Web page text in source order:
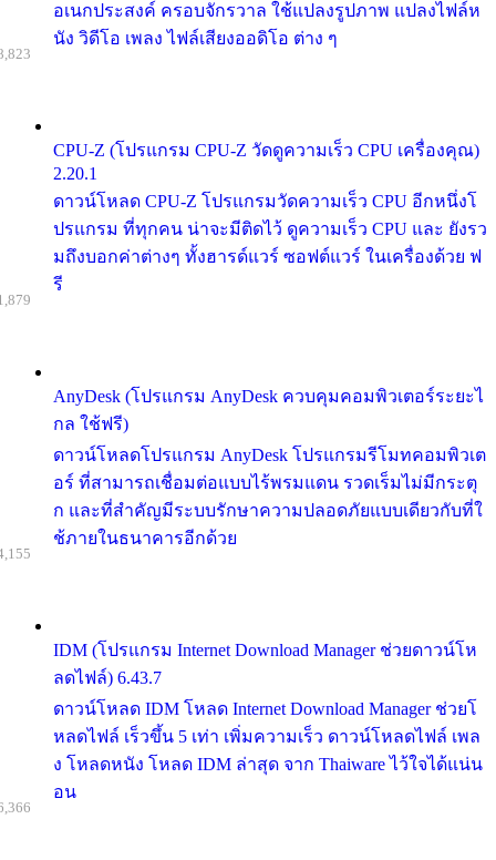
อเนกประสงค์ ครอบจักรวาล ใช้แปลงรูปภาพ แปลงไฟล์ห
นัง วิดีโอ เพลง ไฟล์เสียงออดิโอ ต่าง ๆ
CPU-Z (โปรแกรม CPU-Z วัดดูความเร็ว CPU เครื่องคุณ)
2.20.1
ดาวน์โหลด CPU-Z โปรแกรมวัดความเร็ว CPU อีกหนึ่งโ
ปรแกรม ที่ทุกคน น่าจะมีติดไว้ ดูความเร็ว CPU และ ยังรว
มถึงบอกค่าต่างๆ ทั้งฮารด์แวร์ ซอฟต์แวร์ ในเครื่องด้วย ฟ
รี
AnyDesk (โปรแกรม AnyDesk ควบคุมคอมพิวเตอร์ระยะไ
กล ใช้ฟรี)
ดาวน์โหลดโปรแกรม AnyDesk โปรแกรมรีโมทคอมพิวเต
อร์ ที่สามารถเชื่อมต่อแบบไร้พรมแดน รวดเร็มไม่มีกระตุ
ก และที่สำคัญมีระบบรักษาความปลอดภัยแบบเดียวกับที่ใ
ช้ภายในธนาคารอีกด้วย
IDM (โปรแกรม Internet Download Manager ช่วยดาวน์โห
ลดไฟล์) 6.43.7
ดาวน์โหลด IDM โหลด Internet Download Manager ช่วยโ
หลดไฟล์ เร็วขึ้น 5 เท่า เพิ่มความเร็ว ดาวน์โหลดไฟล์ เพล
ง โหลดหนัง โหลด IDM ล่าสุด จาก Thaiware ไว้ใจได้แน่น
อน